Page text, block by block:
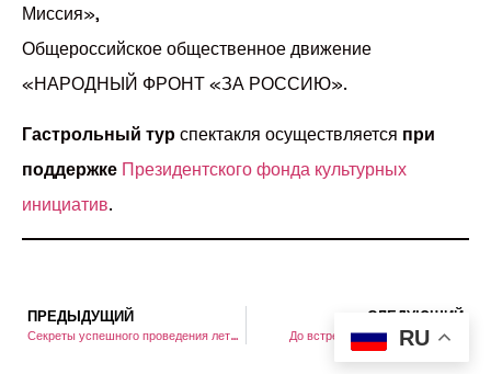
Миссия»,
Общероссийское общественное движение
«НАРОДНЫЙ ФРОНТ «ЗА РОССИЮ».
Гастрольный турспектакля осуществляется при
поддержке Президентского фонда культурных
инициатив.
ПРЕДЫДУЩИЙ
Секреты успешного проведения летнего фестиваля на открытом воздухе
СЛЕДУЮЩИЙ
До встречи в зрительном зале!
RU